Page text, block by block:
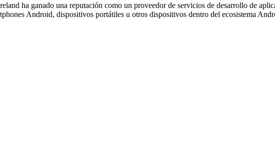
ha ganado una reputación como un proveedor de servicios de desarrollo de
Android, dispositivos portátiles u otros dispositivos dentro del ecosistema